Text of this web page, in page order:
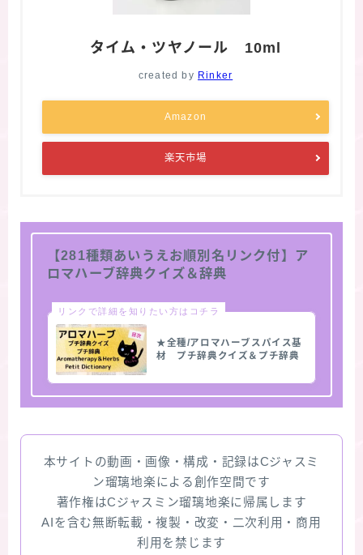
タイム・ツヤノール 10ml
created by Rinker
Amazon
楽天市場
【281種類あいうえお順別名リンク付】ア
ロマハーブ辞典クイズ＆辞典
リンクで詳細を知りたい方はコチラ
★全種/アロマハーブスパイス基
材 プチ辞典クイズ＆プチ辞典
本サイトの動画・画像・構成・記録はCジャスミ
ン瑠璃地楽による創作空間です
著作権はCジャスミン瑠璃地楽に帰属します
AIを含む無断転載・複製・改変・二次利用・商用
利用を禁じます